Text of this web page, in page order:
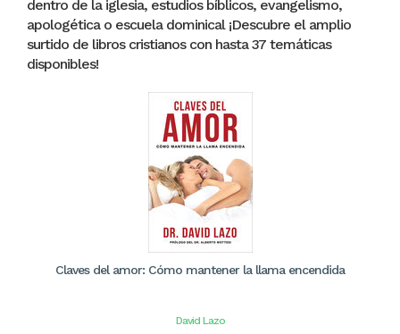
dentro de la iglesia, estudios bíblicos, evangelismo,
apologética o escuela dominical ¡Descubre el amplio
surtido de libros cristianos con hasta 37 temáticas
disponibles!
Claves del amor: Cómo mantener la llama encendida
David Lazo